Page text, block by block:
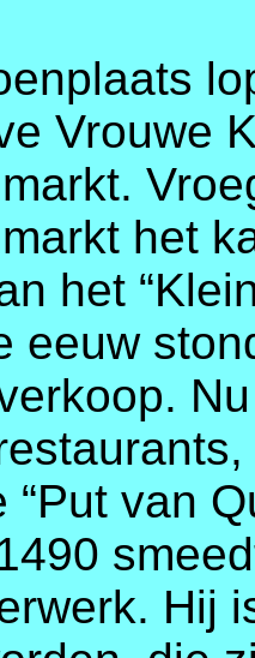
Vrouwe
het
het
eeuw
“Put van
Hij